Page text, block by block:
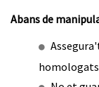
Abans de